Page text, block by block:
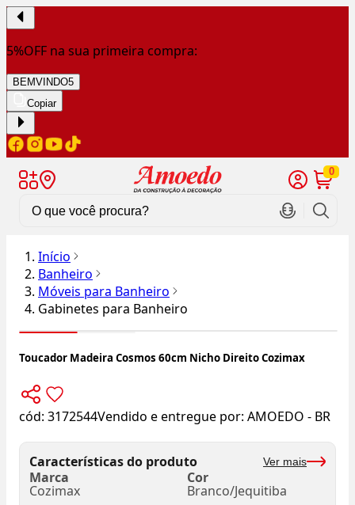
5%OFF na sua primeira compra:
BEMVINDO5
Copiar
0
Início
Banheiro
Móveis para Banheiro
Gabinetes para Banheiro
Toucador Madeira Cosmos 60cm Nicho Direito Cozimax
cód: 3172544Vendido e entregue por: AMOEDO - BR
Características do produto Ver mais
Marca
Cozimax
Cor
Branco/Jequitiba